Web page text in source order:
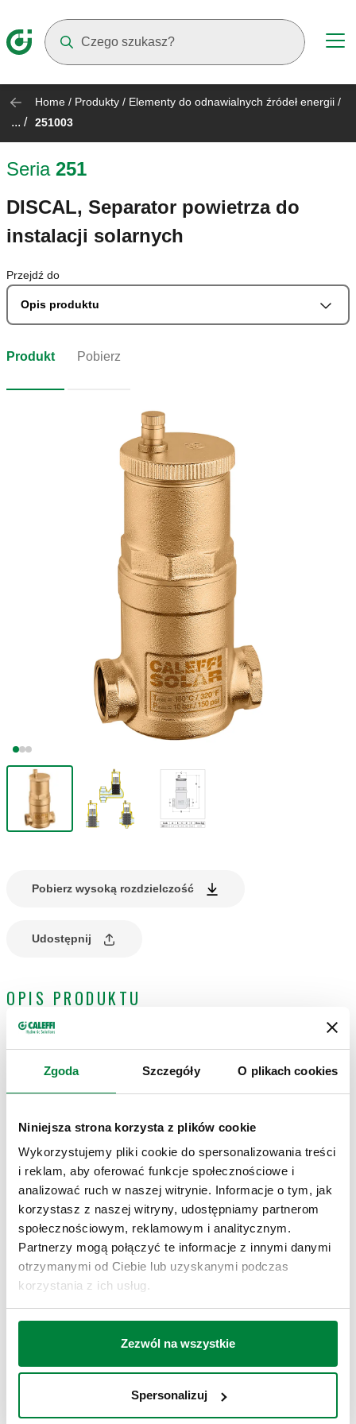
Zgoda Szczegóły O plikach cookies
Niniejsza strona korzysta z plików cookie
Wykorzystujemy pliki cookie do spersonalizowania treści
i reklam, aby oferować funkcje społecznościowe i
analizować ruch w naszej witrynie. Informacje o tym, jak
korzystasz z naszej witryny, udostępniamy partnerom
społecznościowym, reklamowym i analitycznym.
Partnerzy mogą połączyć te informacje z innymi danymi
otrzymanymi od Ciebie lub uzyskanymi podczas
korzystania z ich usług.
Zezwól na wszystkie
Spersonalizuj
Home / Produkty / Elementy do odnawialnych źródeł energii /
... / 251003
Seria 251
DISCAL, Separator powietrza do
instalacji solarnych
Przejdź do
Opis produktu
Produkt Pobierz
Pobierz wysoką rozdzielczość
Udostępnij
OPIS PRODUKTU
Separator powietrza do instalacji solarnych
DANE TECHNICZNE
Materiał:mosiądz
Maksymalne stężenie glikolu :50 %
Zakres temperatury medium:-30–160 °C
Maksymalne ciśnienie upustowe:10 bar
Maksymalne ciśnienie pracy :10 bar
RYSUNKI I SPECYFIKACJE